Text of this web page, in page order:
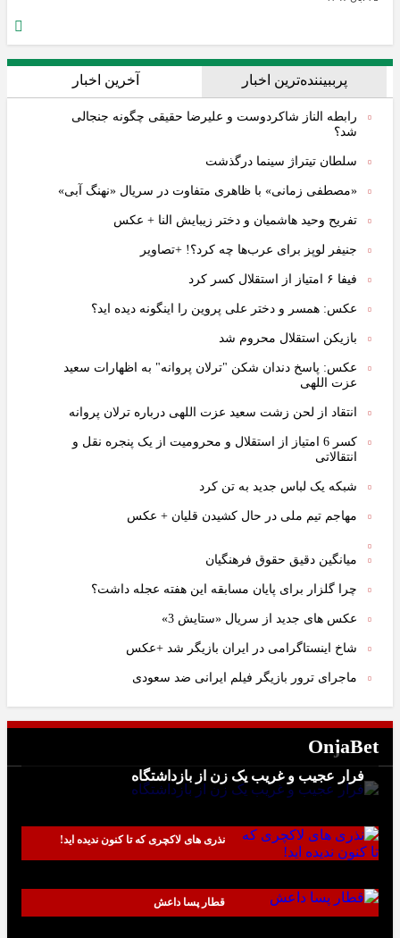
پرببیننده‌ترین اخبار آخرین اخبار
رابطه الناز شاکردوست و علیرضا حقیقی چگونه جنجالی
شد؟
سلطان تیتراژ سینما درگذشت
«مصطفی زمانی» با ظاهری متفاوت در سریال «نهنگ آبی»
تفریح وحید هاشمیان و دختر زیبایش النا + عکس
جنیفر لوپز برای عرب‌ها چه کرد؟! +تصاویر
فیفا ۶ امتیاز از استقلال کسر کرد
عکس: همسر و دختر علی پروین را اینگونه دیده اید؟
بازیکن استقلال محروم شد
عکس: پاسخ دندان شکن "ترلان پروانه" به اظهارات سعید
عزت اللهی
انتقاد از لحن زشت سعید عزت اللهی درباره ترلان پروانه
کسر 6 امتیاز از استقلال و محرومیت از یک پنجره نقل و
انتقالاتی
شبکه یک لباس جدید به تن کرد
مهاجم تیم ملی در حال کشیدن قلیان + عکس
میانگین دقیق حقوق فرهنگیان
چرا گلزار برای پایان مسابقه این هفته عجله داشت؟
عکس های جدید از سریال «ستایش 3»
شاخ اینستاگرامی در ایران بازیگر شد +عکس
ماجرای ترور بازیگر فیلم ایرانی ضد سعودی
OnjaBet
فرار عجیب و غریب یک زن از بازداشتگاه
نذری های لاکچری که تا کنون ندیده اید!
قطار پسا داعش